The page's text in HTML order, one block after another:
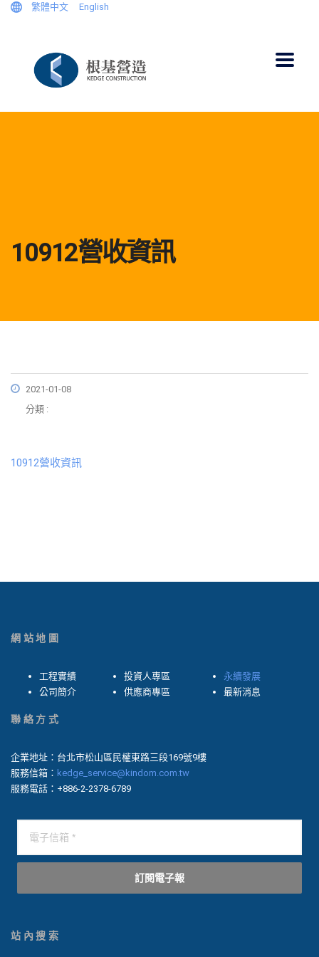
繁體中文 English
10912營收資訊
2021-01-08
分類 :
10912營收資訊
網站地圖
工程實績
公司簡介
投資人專區
供應商專區
永續發展
最新消息
聯絡方式
企業地址：台北市松山區民權東路三段169號9樓
服務信箱： kedge_service@kindom.com.tw
服務電話：+886-2-2378-6789
訂閱電子報
站內搜索